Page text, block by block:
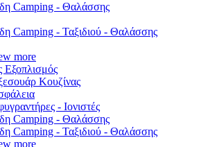
Camping - Θαλάσσης
Camping - Ταξιδιού - Θαλάσσης
more
Εξοπλισμός
Κουζίνας
- Ιονιστές
Camping - Θαλάσσης
Camping - Ταξιδιού - Θαλάσσης
more